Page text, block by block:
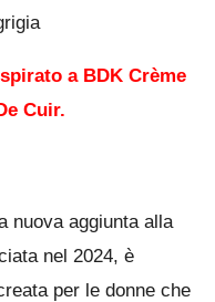
a BDK Crème
Cuir.
nuova aggiunta alla
nel 2024, è
per le donne che